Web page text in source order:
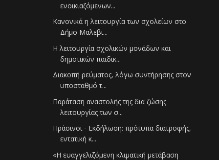
ενοικιαζόμενων...
Κανονικά η λειτουργία των σχολείων στο
Δήμο Μαλεβι...
Η λειτουργία σχολικών μονάδων και
δημοτικών παιδικ...
Διακοπή ρεύματος, λόγω συντήρησης στον
υποσταθμό τ...
Παράταση αναστολής της δια ζώσης
λειτουργίας των σ...
Πράσινοι - Εκδήλωση: πρότυπα διατροφής,
εντατική κ...
«Η ευαγγελιζόμενη κλιματική μετάβαση